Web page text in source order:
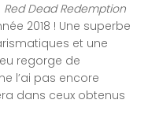
Red Dead Redemption
2018 ! Une superbe
et une
regorge de
l’ai pas encore
dans ceux obtenus